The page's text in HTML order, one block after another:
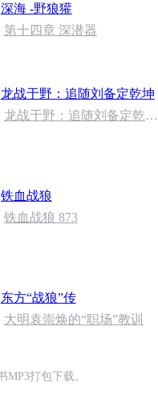
深海 -野狼獾
第十四章 深潜器
龙战于野：追随刘备定乾坤
龙战于野：追随刘备定乾坤
铁血战狼
铁血战狼 873
东方“战狼”传
大明袁崇焕的“职场”教训
打包下载。